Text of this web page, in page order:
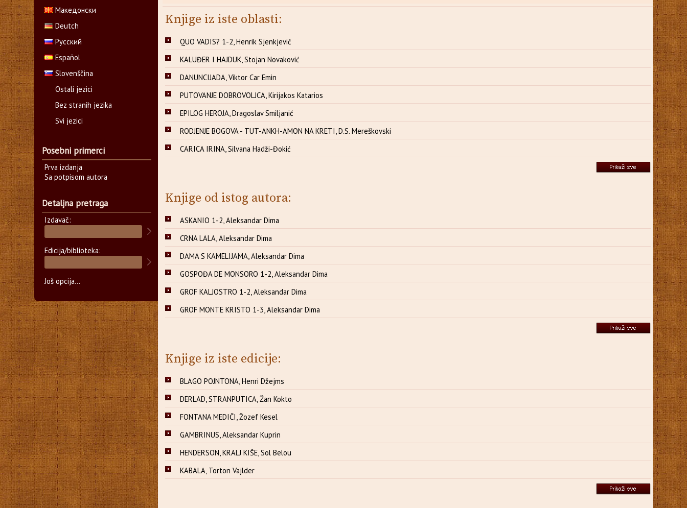
Knjige iz iste oblasti:
QUO VADIS? 1-2, Henrik Sjenkjevič
KALUĐER I HAJDUK, Stojan Novaković
DANUNCIJADA, Viktor Car Emin
PUTOVANJE DOBROVOLJCA, Kirijakos Katarios
EPILOG HEROJA, Dragoslav Smiljanić
RODJENJE BOGOVA - TUT-ANKH-AMON NA KRETI, D.S. Mereškovski
CARICA IRINA, Silvana Hadži-Đokić
Knjige od istog autora:
ASKANIO 1-2, Aleksandar Dima
CRNA LALA, Aleksandar Dima
DAMA S KAMELIJAMA, Aleksandar Dima
GOSPOĐA DE MONSORO 1-2, Aleksandar Dima
GROF KALJOSTRO 1-2, Aleksandar Dima
GROF MONTE KRISTO 1-3, Aleksandar Dima
Knjige iz iste edicije:
BLAGO POJNTONA, Henri Džejms
DERLAD, STRANPUTICA, Žan Kokto
FONTANA MEDIČI, Žozef Kesel
GAMBRINUS, Aleksandar Kuprin
HENDERSON, KRALJ KIŠE, Sol Belou
KABALA, Torton Vajlder
Македонски
Deutch
Русский
Español
Slovenščina
Ostali jezici
Bez stranih jezika
Svi jezici
Posebni primerci
Prva izdanja
Sa potpisom autora
Detaljna pretraga
Izdavač:
Edicija/biblioteka:
Još opcija...